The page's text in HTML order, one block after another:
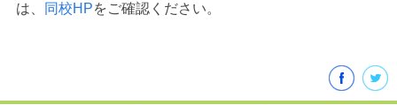
は、
同校HPをご確認ください。